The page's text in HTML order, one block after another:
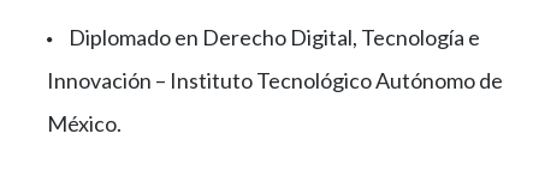
Diplomado en Derecho Digital, Tecnología e
Innovación – Instituto Tecnológico Autónomo de
México.